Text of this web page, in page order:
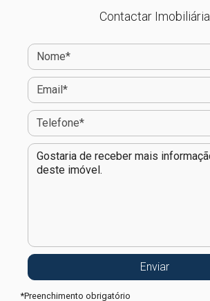
Contactar Imobiliária
*Preenchimento obrigatório